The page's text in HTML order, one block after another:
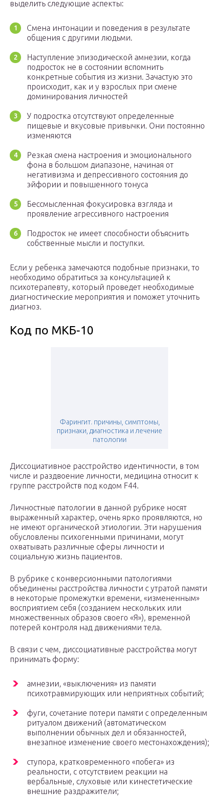
выделить следующие аспекты:
Смена интонации и поведения в результате
общения с другими людьми.
Наступление эпизодической амнезии, когда
подросток не в состоянии вспомнить
конкретные события из жизни. Зачастую это
происходит, как и у взрослых при смене
доминирования личностей
У подростка отсутствуют определенные
пищевые и вкусовые привычки. Они постоянно
изменяются
Резкая смена настроения и эмоционального
фона в большом диапазоне, начиная от
негативизма и депрессивного состояния до
эйфории и повышенного тонуса
Бессмысленная фокусировка взгляда и
проявление агрессивного настроения
Подросток не имеет способности объяснить
собственные мысли и поступки.
Если у ребенка замечаются подобные признаки, то
необходимо обратиться за консультацией к
психотерапевту, который проведет необходимые
диагностические мероприятия и поможет уточнить
диагноз.
Код по МКБ-10
Фарингит. причины, симптомы,
признаки, диагностика и лечение
патологии
Диссоциативное расстройство идентичности, в том
числе и раздвоение личности, медицина относит к
группе расстройств под кодом F44.
Личностные патологии в данной рубрике носят
выраженный характер, очень ярко проявляются, но
не имеют органической этиологии. Эти нарушения
обусловлены психогенными причинами, могут
охватывать различные сферы личности и
социальную жизнь пациентов.
В рубрике с конверсионными патологиями
объединены расстройства личности с утратой памяти
в некоторые промежутки времени, «измененным»
восприятием себя (созданием нескольких или
множественных образов своего «Я»), временной
потерей контроля над движениями тела.
В связи с чем, диссоциативные расстройства могут
принимать форму:
амнезии, «выключения» из памяти
психотравмирующих или неприятных событий;
фуги, сочетание потери памяти с определенным
ритуалом движений (автоматическом
выполнении обычных дел и обязанностей,
внезапное изменение своего местонахождения);
ступора, кратковременного «побега» из
реальности, с отсутствием реакции на
вербальные, слуховые или кинестетические
внешние раздражители;